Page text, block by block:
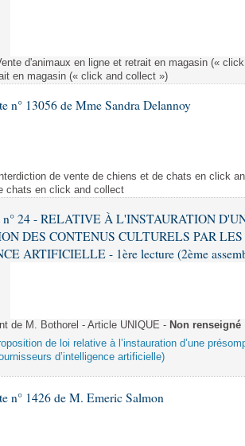
des lois
des lois
sociale
et orales
des débats
d'animaux en ligne et retrait en magasin («
en magasin (« click and collect »)
n° 13056 de Mme Sandra Delannoy
de vente de chiens et de chats en click
chats en click and collect
n° 24 - RELATIVE À L'INSTAURATION
DES CONTENUS CULTURELS PAR LES
ARTIFICIELLE - 1ère lecture (2ème
de M. Bothorel - Article UNIQUE - Non renseigné
de loi relative à l’instauration d’une
d’intelligence artificielle)
n° 1426 de M. Emeric Salmon